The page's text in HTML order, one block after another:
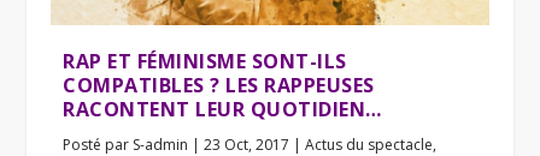
RAP ET FÉMINISME SONT-ILS
COMPATIBLES ? LES RAPPEUSES
RACONTENT LEUR QUOTIDIEN…
Posté par S-admin |23 Oct, 2017 |Actus du spectacle,